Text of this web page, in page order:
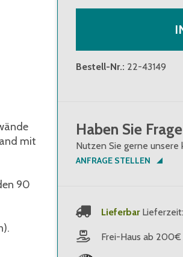
mit
90
Bestell-Nr.: 22-43149
Haben Sie
Nutzen Sie gerne unsere
ANFRAGE STELLEN
Lieferbar
Frei-Haus ab 200€